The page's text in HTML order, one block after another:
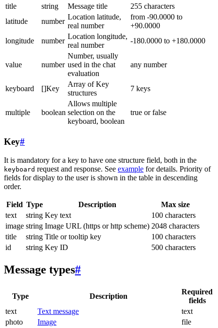
title
string Message title
255 characters
latitude
number
Location latitude,
real number
from -90.0000 to
+90.0000
longitude
number
Location longitude,
real number
-180.0000 to +180.0000
value number
Number, usually
used in the chat
evaluation
any number
keyboard []Key
Array of Key
structures
7 keys
multiple boolean
Allows multiple
selection on the
keyboard, boolean
true or false
Key#
It is mandatory for a key to have one structure field, both in the
keyboard request and response. See example for details. Priority of
fields for display to the user is shown in the table in descending
order.
Field Type Description
Max size
text
string Key text
100 characters
image string Image URL (https or http scheme) 2048 characters
title
string Title or tooltip key
100 characters
id
string Key ID 500 characters
Message types#
Type Description
Required
fields
text
Text message
text
photo
Image
file